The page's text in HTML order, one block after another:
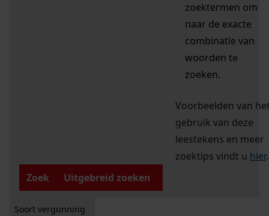
zoektermen om
naar de exacte
combinatie van
woorden te
zoeken.
Voorbeelden van
gebruik van deze
leestekens en meer
zoektips vindt u hier.
Zoek
Uitgebreid zoeken
Soort vergunning